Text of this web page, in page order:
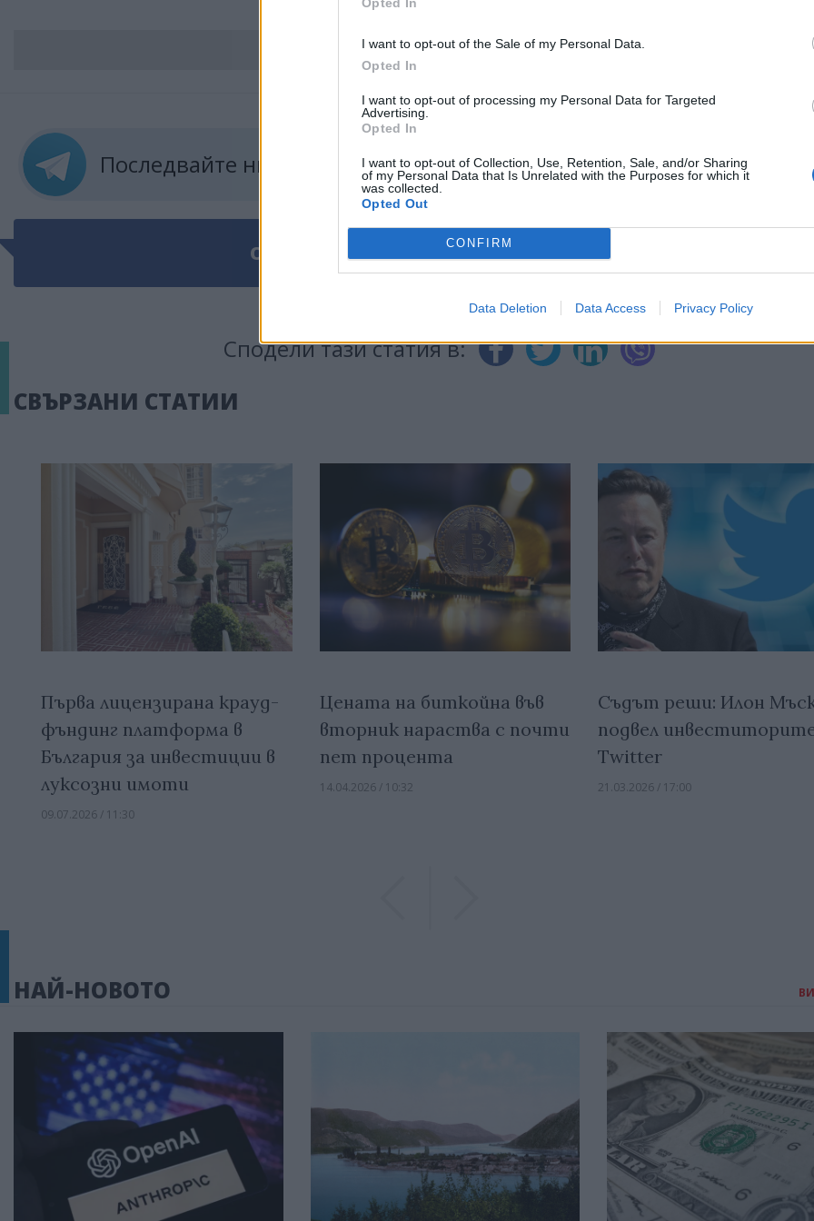
I want to opt-out of the Sale of my Personal Data.
Opted In
I want to opt-out of processing my Personal Data for Targeted
Advertising.
Opted In
I want to opt-out of Collection, Use, Retention, Sale, and/or Sharing
of my Personal Data that Is Unrelated with the Purposes for which it
was collected.
Opted Out
CONFIRM
Data Deletion Data Access Privacy Policy
ВСИЧКИ НОВИНИ »
Последвайте ни в ТЕЛЕГРАМ Последвайте ни във
ОЩЕ ПО ТЕМАТАВЪВ facebook
Сподели тази статия в:
СВЪРЗАНИ СТАТИИ
Първа лицензирана крауд-
фъндинг платформа в
България за инвестиции в
луксозни имоти
09.07.2026 / 11:30
Цената на биткойна във
вторник нараства с почти
пет процента
14.04.2026 / 10:32
Съдът реши: Илон
подвел
Twitter
21.03.2026 / 17:00
НАЙ-НОВОТО